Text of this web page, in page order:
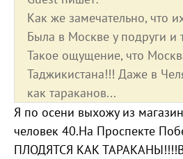
Как же замечательно, что
Была в Москве у подруги
Такое ощущение, что
Таджикистана!!! Даже в
как тараканов...
Я по осени выхожу из
человек 40.На Проспекте
ПЛОДЯТСЯ КАК